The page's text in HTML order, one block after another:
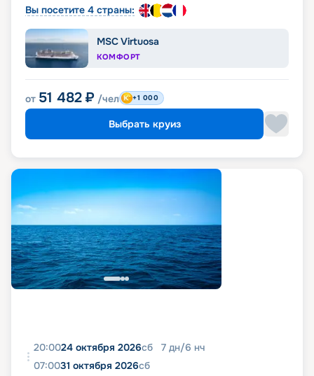
Вы посетите 4 страны:
MSC Virtuosa
КОМФОРТ
от 51 482 ₽ /чел +1 000
Выбрать круиз
20:0024 октября 2026сб 7 дн/6 нч
07:0031 октября 2026сб